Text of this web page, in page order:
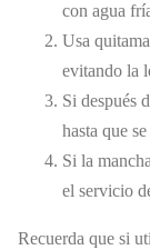
con agua
Usa
evitando la
Si después
hasta que
Si la
el servicio
Recuerda que si